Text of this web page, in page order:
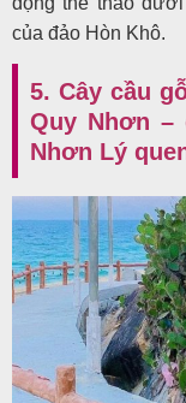
của đảo Hòn Khô.
5. Cây cầu
Quy Nhơn –
Nhơn Lý